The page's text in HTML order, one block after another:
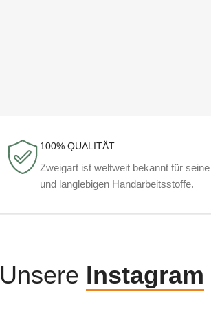
100% QUALITÄT
Zweigart ist weltweit bekannt für
und langlebigen Handarbeitsstoffe.
Unsere Instagram